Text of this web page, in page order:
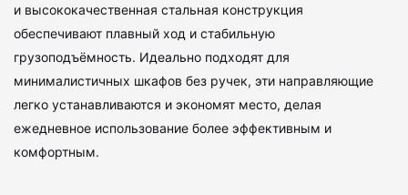
и высококачественная стальная конструкция
обеспечивают плавный ход и стабильную
грузоподъёмность. Идеально подходят для
минималистичных шкафов без ручек, эти направляющие
легко устанавливаются и экономят место, делая
ежедневное использование более эффективным и
комфортным.